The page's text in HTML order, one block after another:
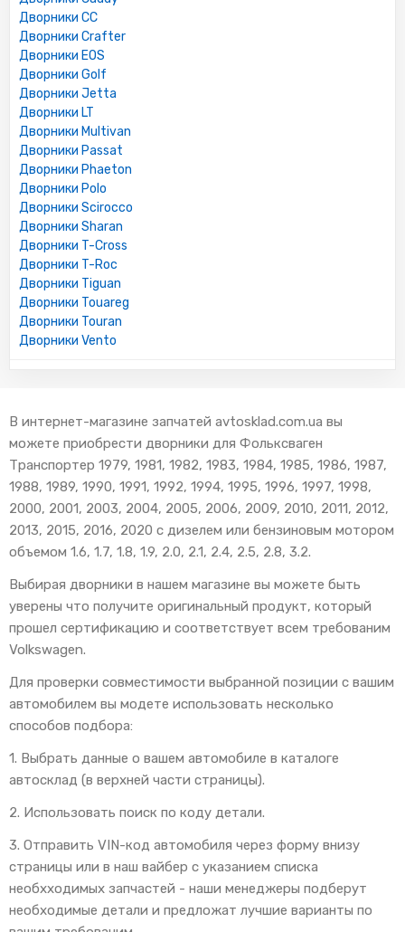
Дворники CC
Дворники Crafter
Дворники EOS
Дворники Golf
Дворники Jetta
Дворники LT
Дворники Multivan
Дворники Passat
Дворники Phaeton
Дворники Polo
Дворники Scirocco
Дворники Sharan
Дворники T-Cross
Дворники T-Roc
Дворники Tiguan
Дворники Touareg
Дворники Touran
Дворники Vento
В интернет-магазине запчатей avtosklad.com.ua вы
можете приобрести дворники для Фольксваген
Транспортер 1979, 1981, 1982, 1983, 1984, 1985, 1986, 1987,
1988, 1989, 1990, 1991, 1992, 1994, 1995, 1996, 1997, 1998,
2000, 2001, 2003, 2004, 2005, 2006, 2009, 2010, 2011, 2012,
2013, 2015, 2016, 2020 с дизелем или бензиновым мотором
объемом 1.6, 1.7, 1.8, 1.9, 2.0, 2.1, 2.4, 2.5, 2.8, 3.2.
Выбирая дворники в нашем магазине вы можете быть
уверены что получите оригинальный продукт, который
прошел сертификацию и соответствует всем требованим
Volkswagen.
Для проверки совместимости выбранной позиции с вашим
автомобилем вы модете использовать несколько
способов подбора:
1. Выбрать данные о вашем автомобиле в каталоге
автосклад (в верхней части страницы).
2. Использовать поиск по коду детали.
3. Отправить VIN-код автомобиля через форму внизу
страницы или в наш вайбер с указанием списка
необхходимых запчастей - наши менеджеры подберут
необходимые детали и предложат лучшие варианты по